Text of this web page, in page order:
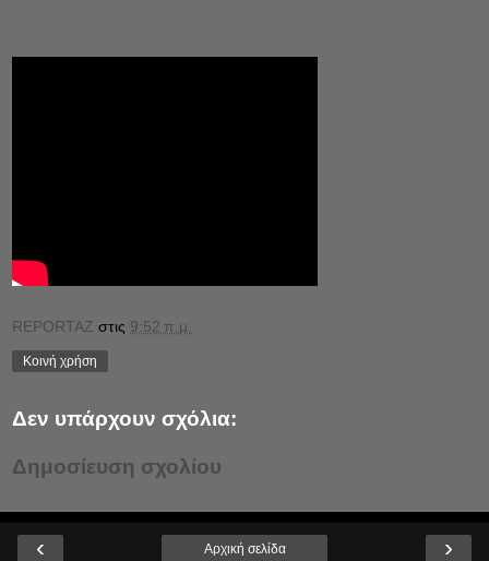
REPORTAZ στις 9:52 π.μ.
Κοινή χρήση
Δεν υπάρχουν σχόλια:
Δημοσίευση σχολίου
‹ ›
Αρχική σελίδα